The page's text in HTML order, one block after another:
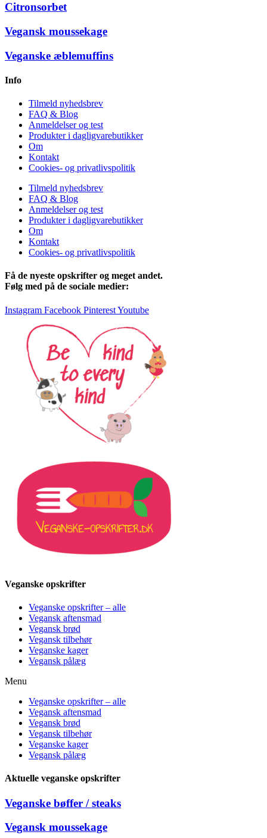
Citronsorbet
Vegansk moussekage
Veganske æblemuffins
Info
Tilmeld nyhedsbrev
FAQ & Blog
Anmeldelser og test
Produkter i dagligvarebutikker
Om
Kontakt
Cookies- og privatlivspolitik
Tilmeld nyhedsbrev
FAQ & Blog
Anmeldelser og test
Produkter i dagligvarebutikker
Om
Kontakt
Cookies- og privatlivspolitik
Få de nyeste opskrifter og meget andet.
Følg med på de sociale medier:
Instagram Facebook PinterestYoutube
Veganske opskrifter
Veganske opskrifter – alle
Vegansk aftensmad
Vegansk brød
Vegansk tilbehør
Veganske kager
Vegansk pålæg
Menu
Veganske opskrifter – alle
Vegansk aftensmad
Vegansk brød
Vegansk tilbehør
Veganske kager
Vegansk pålæg
Aktuelle veganske opskrifter
Veganske bøffer / steaks
Vegansk moussekage